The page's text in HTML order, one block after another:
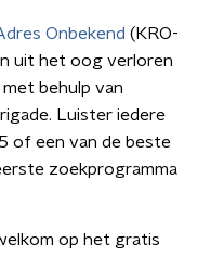
Onbekend (KRO-
uit het oog verloren
behulp van
Luister iedere
of een van de beste
zoekprogramma
op het gratis